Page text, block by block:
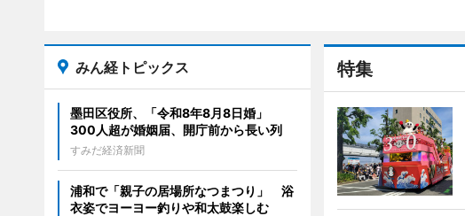
特集
みん経トピックス
墨田区役所、「令和8年8月8日婚」
300人超が婚姻届、開庁前から長い列
すみだ経済新聞
浦和で「親子の居場所なつまつり」 浴
衣姿でヨーヨー釣りや和太鼓楽しむ